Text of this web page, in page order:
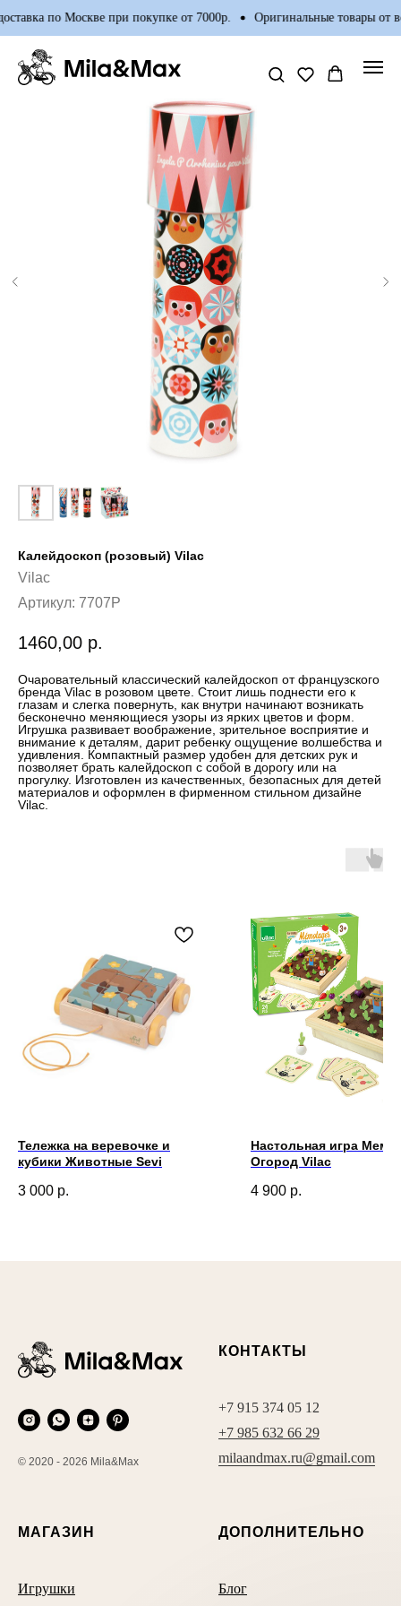
по Москве при покупке от 7000р. Оригинальные товары от
Калейдоскоп (розовый) Vilac
Vilac
Артикул: 7707P
1460,00 р.
Очаровательный классический калейдоскоп от французского
бренда Vilac в розовом цвете. Стоит лишь поднести его к
глазам и слегка повернуть, как внутри начинают возникать
бесконечно меняющиеся узоры из ярких цветов и форм.
Игрушка развивает воображение, зрительное восприятие и
внимание к деталям, дарит ребенку ощущение волшебства и
удивления. Компактный размер удобен для детских рук и
позволяет брать калейдоскоп с собой в дорогу или на
прогулку. Изготовлен из качественных, безопасных для детей
материалов и оформлен в фирменном стильном дизайне
Vilac.
Тележка на веревочке и
кубики Животные Sevi
3 000 р.
Настольная игра
Огород Vilac
4 900 р.
© 2020 - 2026 Mila&Max
КОНТАКТЫ
+7 915 374 05 12
+7 985 632 66 29
milaandmax.ru@gmail.com
МАГАЗИН
Игрушки
ДОПОЛНИТЕЛЬНО
Блог